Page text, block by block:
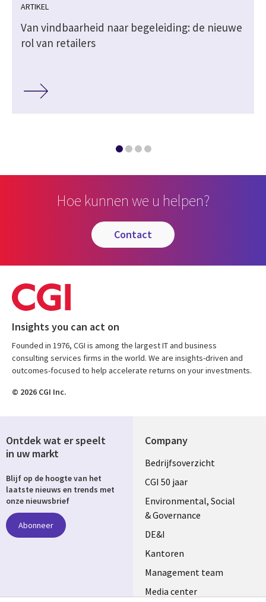
ARTIKEL
Van vindbaarheid naar begeleiding: de nieuwe
rol van retailers
Hoe kunnen we u helpen?
contact
Insights you can act on
Founded in 1976, CGI is among the largest IT and business
consulting services firms in the world. We are insights-driven and
outcomes-focused to help accelerate returns on your investments.
© 2026 CGI Inc.
Company
Useful
links
NETHERLANDS
Bedrijfsoverzicht
CGI 50 jaar
Environmental, Social
& Governance
DE&I
Kantoren
Management team
Media center
Ontdek wat er speelt
in uw markt
Blijf op de hoogte van het
laatste nieuws en trends met
onze nieuwsbrief
Abonneer